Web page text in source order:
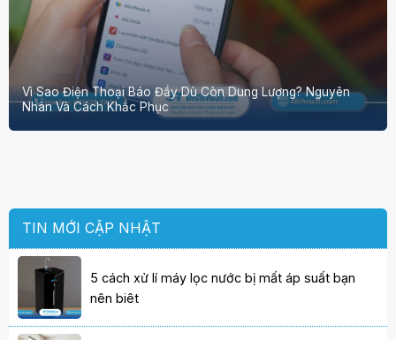
Vì Sao Điện Thoại Báo Đầy Dù Còn Dung Lượng? Nguyên
Nhân Và Cách Khắc Phục
TIN MỚI CẬP NHẬT
5 cách xử lí máy lọc nước bị mất áp suất bạn
nên biêt